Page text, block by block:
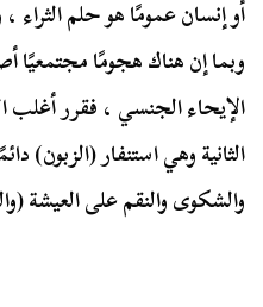
أو إنسان عمومًا هو حلم الثراء
وبما إن هناك هجومًا مجتمعيًا
الإيحاء الجنسي ، فقرر أغلب
الثانية وهي استنفار (الزبون)
والشكوى والنقم على العيشة